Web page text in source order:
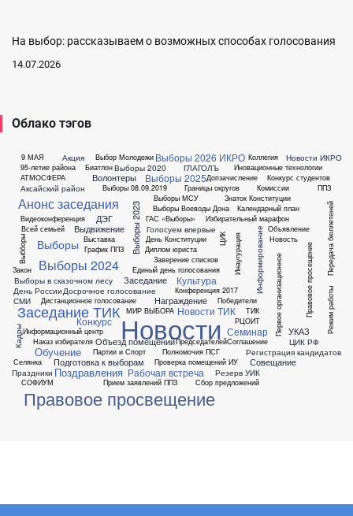
На выбор: рассказываем о возможных способах голосования
14.07.2026
Облако тэгов
9 МАЯ
95-летие района
АТМОСФЕРА
Аксайский район
Акция
Анонс заседания
Биатлон
Видеоконференция
Волонтеры
Всей семьей
Выбборы
Выбор Молодежи
Выборы
Выборы 08.09.2019
Выборы 2020
Выборы 2023
Выборы 2024
Выборы 2025
Выборы 2026
Выборы Воеводы Дона
Выборы МСУ
Выборы в сказочном лесу
Выдвижение
Выставка
ГАС «Выборы»
ГЛАГОЛЪ
Голосуем впервые
Границы округов
График ППЗ
ДЭГ
День Конституции
День России
Диплом юриста
Дистанционное голосование
Допзачисление
Досрочное голосование
Единый день голосования
Заверение списков
Закон
Заседание
Заседание ТИК
Знаток Конституции
ИКРО
Избирательный марафон
Инаугурация
Иновационные технологии
Информационный центр
Информирование
Кадры
Календарный план
Коллегия
Комиссии
Конкурс
Конкурс студентов
Конференция 2017
Культура
МИР ВЫБОРА
Награждение
Наказ избирателя Новости
Новости ИКРО
Новости ТИК
Новость
Обучение
Объезд помещений
Объявление
ППЗ
Партии и Спорт
Первое организационное
Передача бюллетеней
Победители
Подготовка к выборам
Поздравления
Полномочия ПСГ
Правовое просвещение
Правовое просещение
Праздники
Председателей
Прием заявлений ППЗ
Проверка помещений ИУ
РЦОИТ
Рабочая встреча
Регистрация кандидатов
Режим работы
Резерв УИК
СМИ
СОФИУМ Сбор предложений
Селянка
Семинар
Совещание
Соглашение
ТИК
УКАЗ
ЦИК
ЦИК РФ